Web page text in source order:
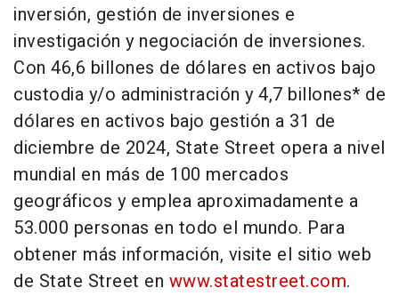
inversión, gestión de inversiones e
investigación y negociación de inversiones.
Con 46,6 billones de dólares en activos bajo
custodia y/o administración y 4,7 billones* de
dólares en activos bajo gestión a 31 de
diciembre de 2024, State Street opera a nivel
mundial en más de 100 mercados
geográficos y emplea aproximadamente a
53.000 personas en todo el mundo. Para
obtener más información, visite el sitio web
de State Street en www.statestreet.com.